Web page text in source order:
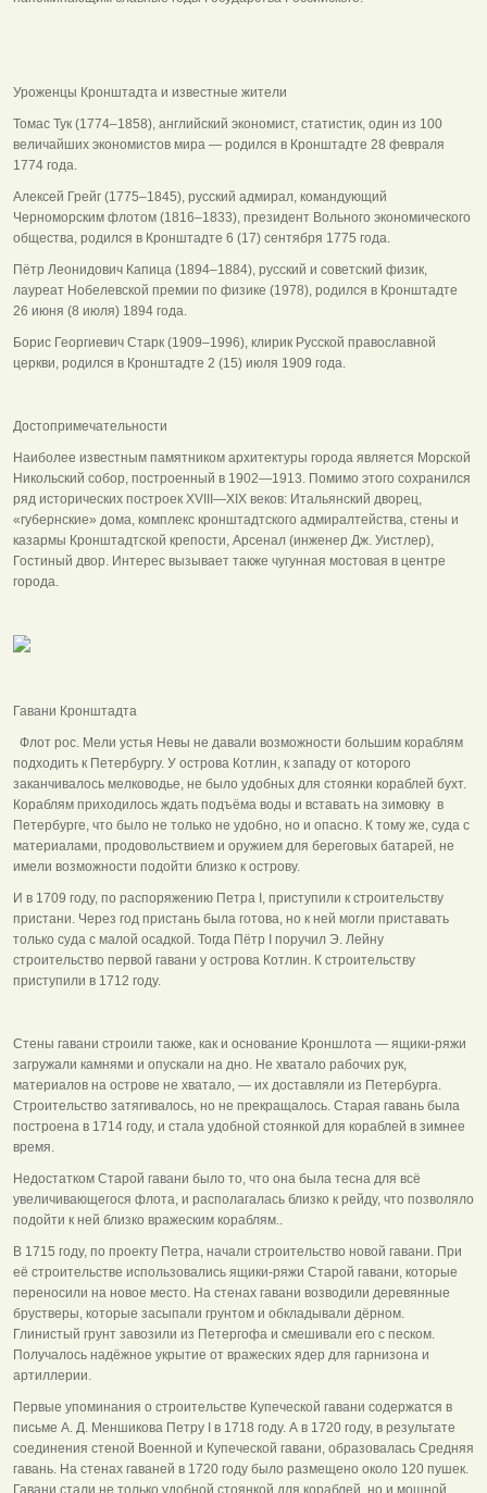
Уроженцы Кронштадта и известные жители
Томас Тук (1774–1858), английский экономист, статистик, один из 100
величайших экономистов мира — родился в Кронштадте 28 февраля
1774 года.
Алексей Грейг (1775–1845), русский адмирал, командующий
Черноморским флотом (1816–1833), президент Вольного экономического
общества, родился в Кронштадте 6 (17) сентября 1775 года.
Пётр Леонидович Капица (1894–1884), русский и советский физик,
лауреат Нобелевской премии по физике (1978), родился в Кронштадте
26 июня (8 июля) 1894 года.
Борис Георгиевич Старк (1909–1996), клирик Русской православной
церкви, родился в Кронштадте 2 (15) июля 1909 года.
Достопримечательности
Наиболее известным памятником архитектуры города является Морской
Никольский собор, построенный в 1902—1913. Помимо этого сохранился
ряд исторических построек XVIII—XIX веков: Итальянский дворец,
«губернские» дома, комплекс кронштадтского адмиралтейства, стены и
казармы Кронштадтской крепости, Арсенал (инженер Дж. Уистлер),
Гостиный двор. Интерес вызывает также чугунная мостовая в центре
города.
Гавани Кронштадта
Флот рос. Мели устья Невы не давали возможности большим кораблям
подходить к Петербургу. У острова Котлин, к западу от которого
заканчивалось мелководье, не было удобных для стоянки кораблей бухт.
Кораблям приходилось ждать подъёма воды и вставать на зимовку в
Петербурге, что было не только не удобно, но и опасно. К тому же, суда с
материалами, продовольствием и оружием для береговых батарей, не
имели возможности подойти близко к острову.
И в 1709 году, по распоряжению Петра I, приступили к строительству
пристани. Через год пристань была готова, но к ней могли приставать
только суда с малой осадкой. Тогда Пётр I поручил Э. Лейну
строительство первой гавани у острова Котлин. К строительству
приступили в 1712 году.
Стены гавани строили также, как и основание Кроншлота — ящики-ряжи
загружали камнями и опускали на дно. Не хватало рабочих рук,
материалов на острове не хватало, — их доставляли из Петербурга.
Строительство затягивалось, но не прекращалось. Старая гавань была
построена в 1714 году, и стала удобной стоянкой для кораблей в зимнее
время.
Недостатком Старой гавани было то, что она была тесна для всё
увеличивающегося флота, и располагалась близко к рейду, что позволяло
подойти к ней близко вражеским кораблям..
В 1715 году, по проекту Петра, начали строительство новой гавани. При
её строительстве использовались ящики-ряжи Старой гавани, которые
переносили на новое место. На стенах гавани возводили деревянные
брустверы, которые засыпали грунтом и обкладывали дёрном.
Глинистый грунт завозили из Петергофа и смешивали его с песком.
Получалось надёжное укрытие от вражеских ядер для гарнизона и
артиллерии.
Первые упоминания о строительстве Купеческой гавани содержатся в
письме А. Д. Меншикова Петру I в 1718 году. А в 1720 году, в результате
соединения стеной Военной и Купеческой гавани, образовалась Средняя
гавань. На стенах гаваней в 1720 году было размещено около 120 пушек.
Гавани стали не только удобной стоянкой для кораблей, но и мощной